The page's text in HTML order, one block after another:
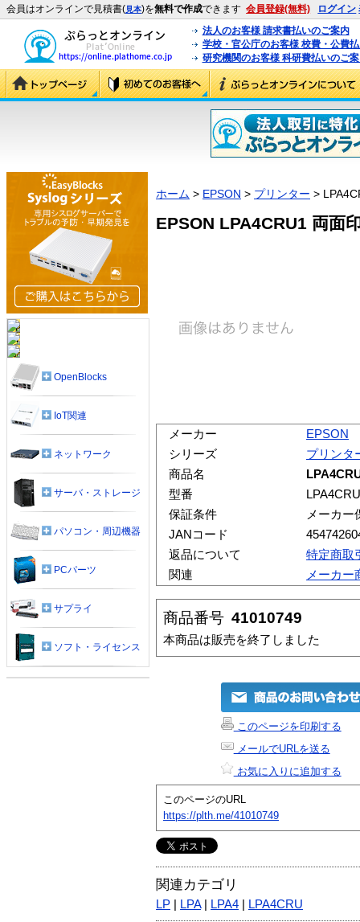
会員はオンラインで見積書(見本)を無料で作成できます 会員登録(無料) ログイン
法人のお客様 請求書払いのご案内
学校・官公庁のお客様 校費・公費
研究機関のお客様 科研費払いのご
ホーム > EPSON > プリンター >
EPSON LPA4CRU1 両面
メーカー
EPSON
シリーズ
プリンタ
商品名
型番
保証条件
メーカー
JANコード
返品について
特定商取
関連
メーカー
商品番号 41010749
本商品は販売を終了しました
このページを印刷する
メールでURLを送る
お気に入りに追加する
このページのURL
https://plth.me/41010749
関連カテゴリ
LP LPA| LPA4 LPA4CRU
OpenBlocks
IoT関連
ネットワーク
サーバ・ストレージ
パソコン・周辺機器
PCパーツ
サプライ
ソフト・ライセンス